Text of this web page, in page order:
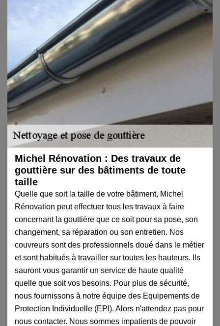
Michel Rénovation : Des travaux de
gouttière sur des bâtiments de toute
taille
Quelle que soit la taille de votre bâtiment, Michel
Rénovation peut effectuer tous les travaux à faire
concernant la gouttière que ce soit pour sa pose, son
changement, sa réparation ou son entretien. Nos
couvreurs sont des professionnels doué dans le métier
et sont habitués à travailler sur toutes les hauteurs. Ils
sauront vous garantir un service de haute qualité
quelle que soit vos besoins. Pour plus de sécurité,
nous fournissons à notre équipe des Equipements de
Protection Individuelle (EPI). Alors n'attendez pas pour
nous contacter. Nous sommes impatients de pouvoir